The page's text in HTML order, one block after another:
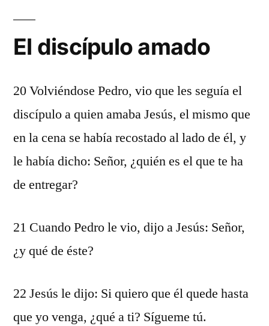
El discípulo amado
20 Volviéndose Pedro, vio que les seguía el
discípulo a quien amaba Jesús, el mismo que
en la cena se había recostado al lado de él, y
le había dicho: Señor, ¿quién es el que te ha
de entregar?
21 Cuando Pedro le vio, dijo a Jesús: Señor,
¿y qué de éste?
22 Jesús le dijo: Si quiero que él quede hasta
que yo venga, ¿qué a ti? Sígueme tú.